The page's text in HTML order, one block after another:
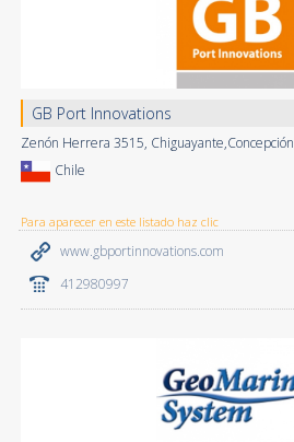
GB Port Innovations
Zenón Herrera 3515, Chiguayante,Concepción
Chile
Para aparecer en este listado haz clic
www.gbportinnovations.com
412980997